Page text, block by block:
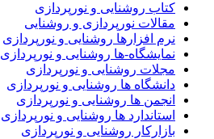
کتاب روشنایی و نورپردازی
مقالات نورپردازی و روشنایی
نرم افزارها روشنایی و نورپردازی
نمایشگاه-ها روشنایی و نورپردازی
مجلات روشنایی و نورپردازی
دانشگاه ها روشنایی و نورپردازی
انجمن ها روشنایی و نورپردازی
استاندارد ها روشنایی و نورپردازی
بازارکار روشنایی و نورپردازی